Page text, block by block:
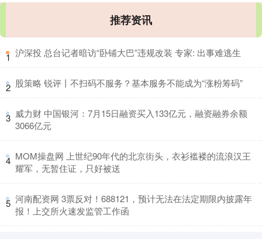
推荐资讯
1 ​沪深投 总台记者暗访“卧铺大巴”违规改装 专家: 出事难逃生
2 ​股策略 锐评丨不扫码不服务？基本服务不能成为“涨粉筹码”
3 ​威力财 中国银河：7月15日融资买入133亿元，融资融券余额
3066亿元
4 ​MOM操盘网 上世纪90年代的北京街头，衣衫褴褛的流浪汉王
耀军，无暂住证，只好被送
5 ​河南配资网 3票反对！688121，预计无法在法定期限内披露年
报！上交所火速发监管工作函